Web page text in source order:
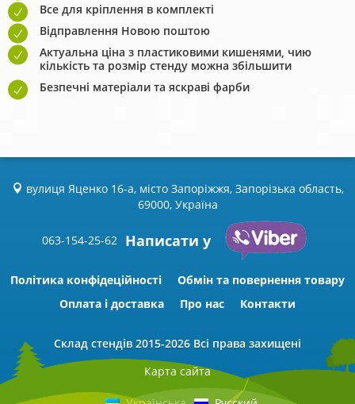
Все для кріплення в комплекті
Відправлення Новою поштою
Актуальна ціна з пластиковими кишенями, чию
кількість та розмір стенду можна збільшити
Безпечні матеріали та яскраві фарби
вулиця Яценко 16-а, місто Запоріжжя, Запорізька область,
69000, Україна
063-154-25-62 Написати у
Політика конфідеційності
Обмін та повернення товару
Оплата і доставка
Про нас Контакти
Склад стендів 2015-2026 Всі права захищені
Карта сайта